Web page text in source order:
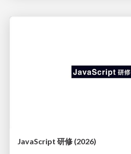
JavaScript 研修 (2026)